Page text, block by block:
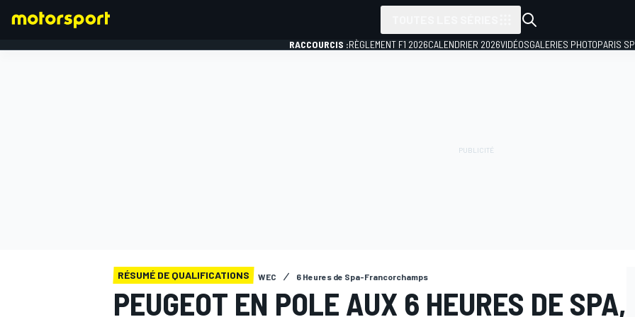
RACCOURCIS :RÈGLEMENT F1 2026CALENDRIER 2026VIDÉOSGALERIES PHOTOPARIS
RÉSUMÉ DE QUALIFICATIONS WEC 6 Heures de Spa-Francorchamps
PEUGEOT EN POLE AUX 6 HEURES DE SPA,